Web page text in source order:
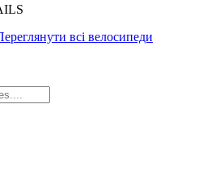
всі велосипеди